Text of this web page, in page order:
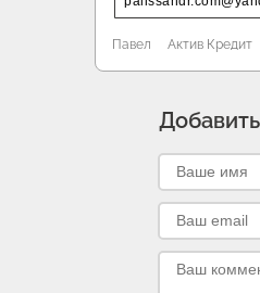
Павел Актив Кредит